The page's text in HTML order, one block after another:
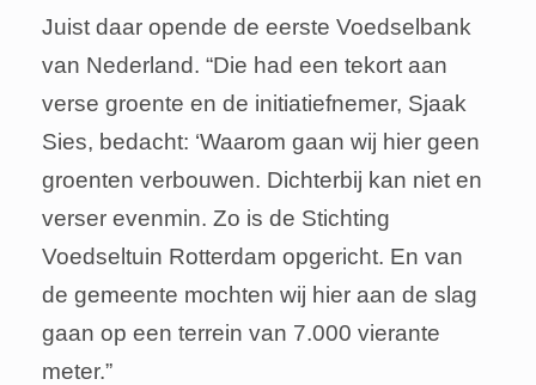
Juist daar opende de eerste Voedselbank
van Nederland. “Die had een tekort aan
verse groente en de initiatiefnemer, Sjaak
Sies, bedacht: ‘Waarom gaan wij hier geen
groenten verbouwen. Dichterbij kan niet en
verser evenmin. Zo is de Stichting
Voedseltuin Rotterdam opgericht. En van
de gemeente mochten wij hier aan de slag
gaan op een terrein van 7.000 vierante
meter.”